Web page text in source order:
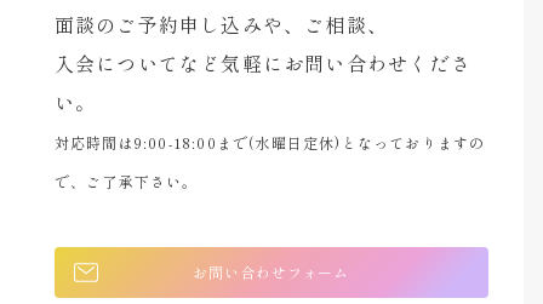
面談のご予約申し込みや、ご相談、
入会についてなど気軽にお問い合わせくださ
い。
対応時間は9:00-18:00まで(水曜日定休)となっておりますの
で、ご了承下さい。
お問い合わせフォーム